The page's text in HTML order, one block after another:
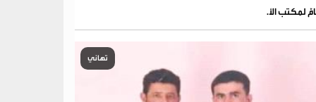
لمكتب الأ.
تهاني